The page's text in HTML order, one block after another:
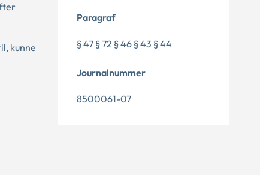
kunne
Paragraf
§ 47 § 72 § 46 § 43 § 44
Journalnummer
8500061-07